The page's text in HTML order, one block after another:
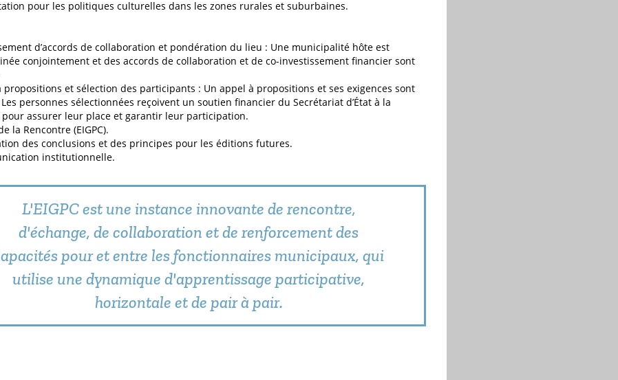
pour les politiques culturelles dans les zones rurales et suburbaines.
d’accords de collaboration et pondération du lieu : Une municipalité hôte est
conjointement et des accords de collaboration et de co-investissement financier sont
propositions et sélection des participants : Un appel à propositions et ses exigences sont
personnes sélectionnées reçoivent un soutien financier du Secrétariat d’État à la
assurer leur place et garantir leur participation.
la Rencontre (EIGPC).
des conclusions et des principes pour les éditions futures.
institutionnelle.
L'EIGPC est une instance innovante de rencontre,
d'échange, de collaboration et de renforcement des
pour et entre les fonctionnaires municipaux, qui
utilise une dynamique d'apprentissage participative,
horizontale et de pair à pair.